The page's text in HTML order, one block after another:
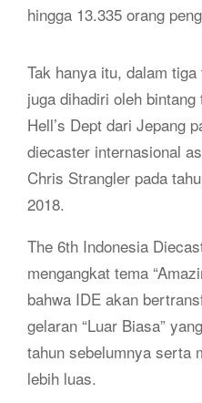
hingga 13.335 orang
Tak hanya itu, dalam
juga dihadiri oleh
Hell’s Dept dari Jepang
diecaster internasional
Chris Strangler pada
2018.
The 6th Indonesia
mengangkat tema
bahwa IDE akan
gelaran “Luar Biasa”
tahun sebelumnya serta
lebih luas.